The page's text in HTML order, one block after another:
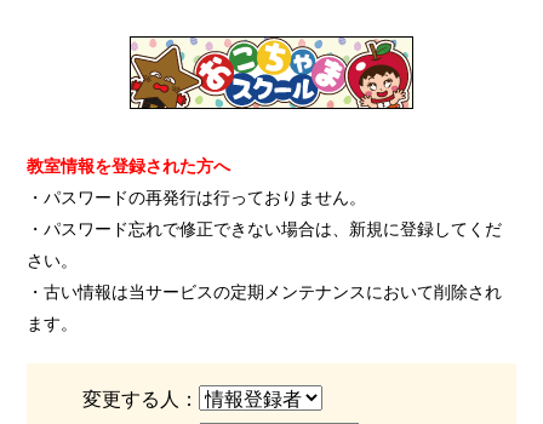
教室情報を登録された方へ
・パスワードの再発行は行っておりません。
・パスワード忘れで修正できない場合は、新規に登録してくだ
さい。
・古い情報は当サービスの定期メンテナンスにおいて削除され
ます。
変更する人：